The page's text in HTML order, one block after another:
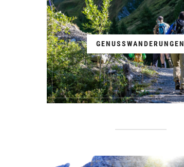
GENUSSWANDERUNGEN